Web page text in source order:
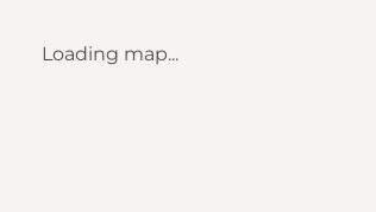
Loading map...